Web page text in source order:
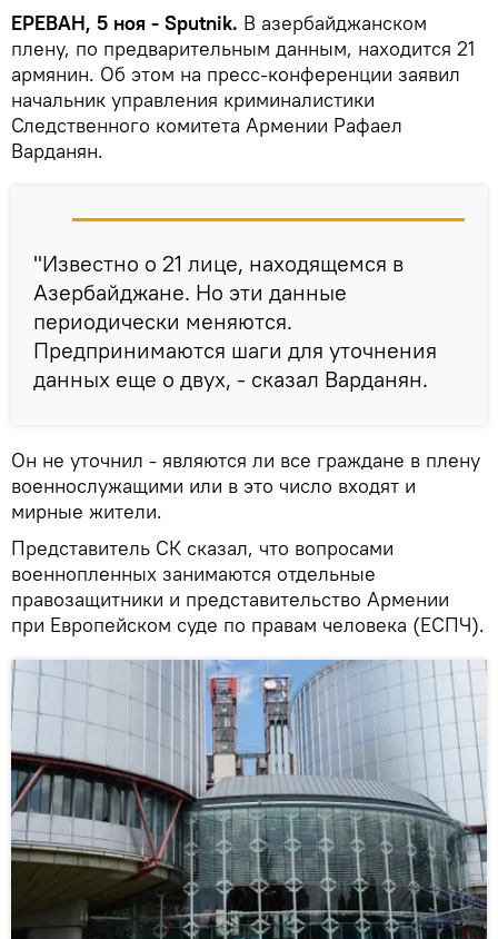
ЕРЕВАН, 5 ноя - Sputnik. В азербайджанском
плену, по предварительным данным, находится 21
армянин. Об этом на пресс-конференции заявил
начальник управления криминалистики
Следственного комитета Армении Рафаел
Варданян.
"Известно о 21 лице, находящемся в
Азербайджане. Но эти данные
периодически меняются.
Предпринимаются шаги для уточнения
данных еще о двух, - сказал Варданян.
Он не уточнил - являются ли все граждане в плену
военнослужащими или в это число входят и
мирные жители.
Представитель СК сказал, что вопросами
военнопленных занимаются отдельные
правозащитники и представительство Армении
при Европейском суде по правам человека (ЕСПЧ).